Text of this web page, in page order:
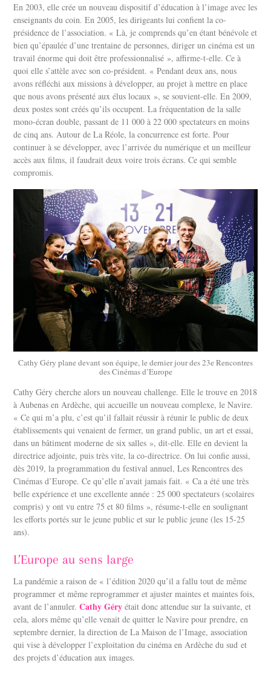
En 2003, elle crée un nouveau dispositif d’éducation à l’image avec les
enseignants du coin. En 2005, les dirigeants lui confient la co-
présidence de l’association. « Là, je comprends qu’en étant bénévole et
bien qu’épaulée d’une trentaine de personnes, diriger un cinéma est un
travail énorme qui doit être professionnalisé », affirme-t-elle.Ce à
quoi elle s’attèle avec son co-président. « Pendant deux ans, nous
avons réfléchi aux missions à développer, au projet à mettre en place
que nous avons présenté aux élus locaux », se souvient-elle. En 2009,
deux postes sont créés qu’ils occupent. La fréquentation de la salle
mono-écran double, passant de 11 000 à 22 000 spectateurs en moins
de cinq ans. Autour de La Réole, la concurrence est forte. Pour
continuer à se développer, avec l’arrivée du numérique et un meilleur
accès aux films, il faudrait deux voire trois écrans. Ce qui semble
compromis.
Cathy Géry plane devant son équipe, le dernier jour des 23e Rencontres
des Cinémas d’Europe
Cathy Géry cherche alors un nouveau challenge. Elle le trouve en 2018
à Aubenas en Ardèche, qui accueille un nouveau complexe, le Navire.
« Ce qui m’a plu, c’est qu’il fallait réussir à réunir le public de deux
établissements qui venaient de fermer, un grand public, un art et essai,
dans un bâtiment moderne de six salles », dit-elle. Elle en devient la
directrice adjointe, puis très vite, la co-directrice. On lui confie aussi,
dès 2019, la programmation du festival annuel, Les Rencontres des
Cinémas d’Europe. Ce qu’elle n’avait jamais fait. « Ca a été une très
belle expérience et une excellente année : 25 000 spectateurs (scolaires
compris) y ont vu entre 75 et 80 films », résume-t-elle en soulignant
les efforts portés sur le jeune public et sur le public jeune (les 15-25
ans).
L’Europe au sens large
La pandémie a raison de « l’édition 2020 qu’il a fallu tout de même
programmer et même reprogrammer et ajuster maintes et maintes fois,
avant de l’annuler.Cathy Géry était donc attendue sur la suivante, et
cela, alors même qu’elle venait de quitter le Navire pour prendre, en
septembre dernier, la direction de La Maison de l’Image, association
qui vise à développer l’exploitation du cinéma en Ardèche du sud et
des projets d’éducation aux images.